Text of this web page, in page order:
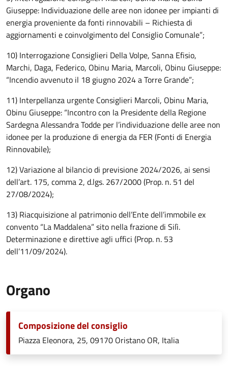
Giuseppe: Individuazione delle aree non idonee per impianti di
energia proveniente da fonti rinnovabili – Richiesta di
aggiornamenti e coinvolgimento del Consiglio Comunale”;
10) Interrogazione Consiglieri Della Volpe, Sanna Efisio,
Marchi, Daga, Federico, Obinu Maria, Marcoli, Obinu Giuseppe:
“Incendio avvenuto il 18 giugno 2024 a Torre Grande”;
11) Interpellanza urgente Consiglieri Marcoli, Obinu Maria,
Obinu Giuseppe: “Incontro con la Presidente della Regione
Sardegna Alessandra Todde per l’individuazione delle aree non
idonee per la produzione di energia da FER (Fonti di Energia
Rinnovabile);
12) Variazione al bilancio di previsione 2024/2026, ai sensi
dell’art. 175, comma 2, d.lgs. 267/2000 (Prop. n. 51 del
27/08/2024);
13) Riacquisizione al patrimonio dell’Ente dell’immobile ex
convento “La Maddalena” sito nella frazione di Silì.
Determinazione e direttive agli uffici (Prop. n. 53
dell’11/09/2024).
Organo
Composizione del consiglio
Piazza Eleonora, 25, 09170 Oristano OR, Italia